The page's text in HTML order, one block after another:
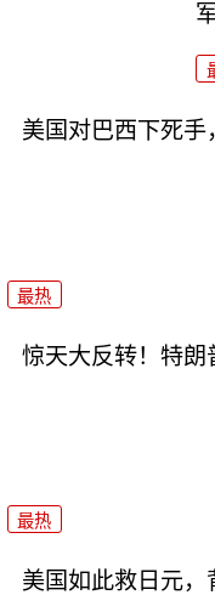
美国对巴西下死
最热
惊天大反转！特朗
最热
美国如此救日元，